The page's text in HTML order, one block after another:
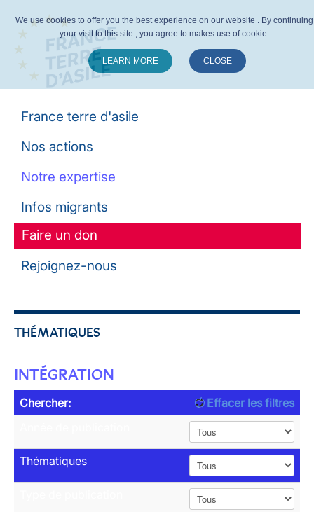
France terre d'asile
Nos actions
Notre expertise
Infos migrants
Faire un don
Rejoignez-nous
THÉMATIQUES
INTÉGRATION
Chercher:
Effacer les filtres
Thématiques
We use cookies to offer you the best experience on our website . By continuing
your visit to this site , you agree to makes use of cookie.
LEARN MORE CLOSE